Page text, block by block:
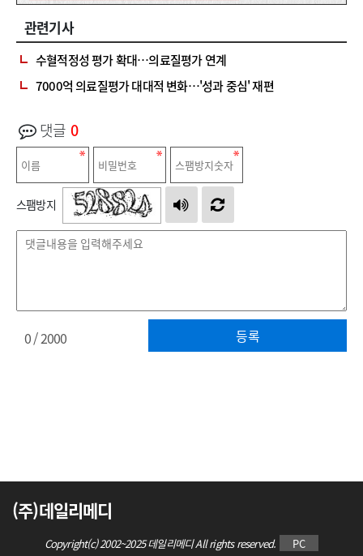
관련기사
수혈적정성 평가 확대…의료질평가 연계
7000억 의료질평가 대대적 변화…'성과 중심' 재편
댓글 0
스팸방지
등록
0/ 2000
(주)데일리메디
Copyright(c) 2002~2025 데일리메디 All rights reserved. PC